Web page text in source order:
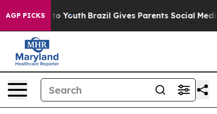
AGP PICKS
Harms to Youth Brazil Gives Parents Social Media